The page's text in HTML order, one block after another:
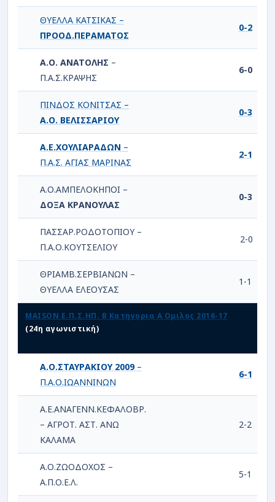
ΘΥΕΛΛΑ ΚΑΤΣΙΚΑΣ –
ΠΡΟΟΔ.ΠΕΡΑΜΑΤΟΣ
0-2
Α.Ο. ΑΝΑΤΟΛΗΣ –
Π.Α.Σ.ΚΡΑΨΗΣ
6-0
ΠΙΝΔΟΣ ΚΟΝΙΤΣΑΣ –
Α.Ο. ΒΕΛΙΣΣΑΡΙΟΥ
0-3
Α.Ε.ΧΟΥΛΙΑΡΑΔΩΝ –
Π.Α.Σ. ΑΓΙΑΣ ΜΑΡΙΝΑΣ
2-1
Α.Ο.ΑΜΠΕΛΟΚΗΠΟΙ –
ΔΟΞΑ ΚΡΑΝΟΥΛΑΣ
0-3
ΠΑΣΣΑΡ.ΡΟΔΟΤΟΠΙΟΥ –
Π.Α.Ο.ΚΟΥΤΣΕΛΙΟΥ
2-0
ΘΡΙΑΜΒ.ΣΕΡΒΙΑΝΩΝ –
ΘΥΕΛΛΑ ΕΛΕΟΥΣΑΣ
1-1
MAISON Ε.Π.Σ.ΗΠ. Β Κατηγορια Α Ομιλος 2016-17
(24η αγωνιστική)
Α.Ο.ΣΤΑΥΡΑΚΙΟΥ 2009–
Π.Α.Ο.ΙΩΑΝΝΙΝΩΝ
6-1
Α.Ε.ΑΝΑΓΕΝΝ.ΚΕΦΑΛΟΒΡ.
– ΑΓΡΟΤ. ΑΣΤ. ΑΝΩ
ΚΑΛΑΜΑ
2-2
Α.Ο.ΖΩΟΔΟΧΟΣ –
Α.Π.Ο.Ε.Λ.
5-1